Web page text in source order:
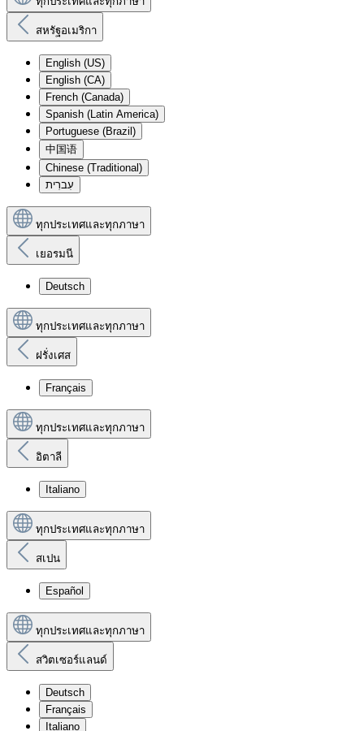
สหรัฐอเมริกา
English (US)
English (CA)
French (Canada)
Spanish (Latin America)
Portuguese (Brazil)
中国语
Chinese (Traditional)
עִברִית
ทุกประเทศและทุกภาษา
เยอรมนี
Deutsch
ทุกประเทศและทุกภาษา
ฝรั่งเศส
Français
ทุกประเทศและทุกภาษา
อิตาลี
Italiano
ทุกประเทศและทุกภาษา
สเปน
Español
ทุกประเทศและทุกภาษา
สวิตเซอร์แลนด์
Deutsch
Français
Italiano